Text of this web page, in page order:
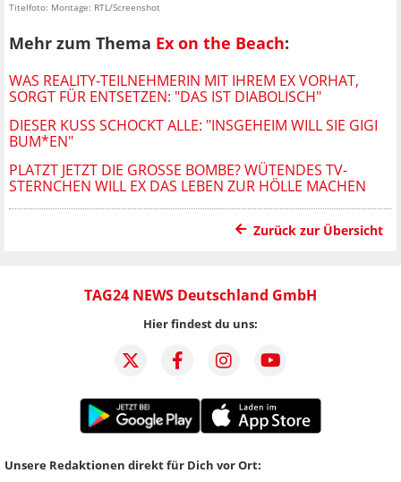
Titelfoto: Montage: RTL/Screenshot
Mehr zum Thema Ex on the Beach:
WAS REALITY-TEILNEHMERIN MIT IHREM EX VORHAT,
SORGT FÜR ENTSETZEN: "DAS IST DIABOLISCH"
DIESER KUSS SCHOCKT ALLE: "INSGEHEIM WILL SIE GIGI
BUM*EN"
PLATZT JETZT DIE GROSSE BOMBE? WÜTENDES TV-S
TERNCHEN WILL EX DAS LEBEN ZUR HÖLLE MACHEN
Zurück zur Übersicht
TAG24 NEWS Deutschland GmbH
Hier findest du uns:
Unsere Redaktionen direkt für Dich vor Ort: